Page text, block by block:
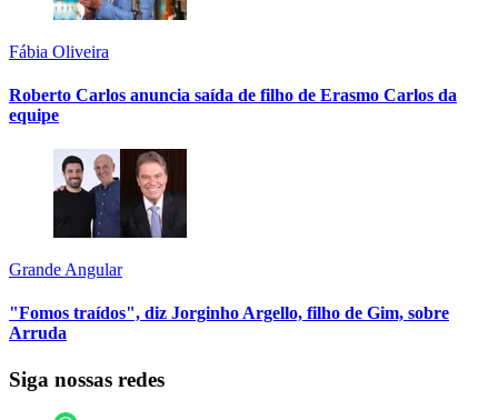
Fábia Oliveira
Roberto Carlos anuncia saída de filho de Erasmo Carlos da
equipe
Grande Angular
"Fomos traídos", diz Jorginho Argello, filho de Gim, sobre
Arruda
Siga nossas redes